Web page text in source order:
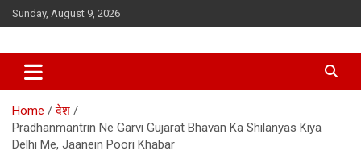
Skip
to
Sunday, August 9, 2026
Home
देश
Pradhanmantrin Ne Garvi Gujarat Bhavan Ka Shilanyas Kiya
Delhi Me, Jaanein Poori Khabar